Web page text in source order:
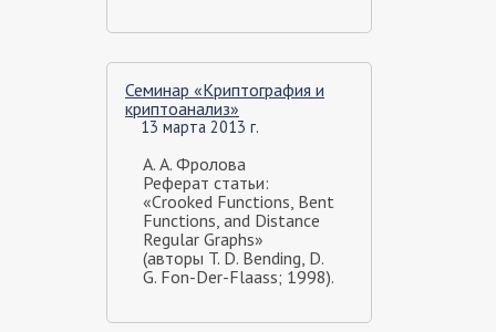
Семинар «Криптография и
криптоанализ»
13 марта 2013 г.
А. А. Фролова
Реферат статьи:
«Crooked Functions, Bent
Functions, and Distance
Regular Graphs»
(авторы T. D. Bending, D.
G. Fon-Der-Flaass; 1998).